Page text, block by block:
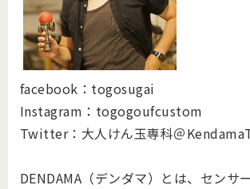
facebook：togosugai
Instagram：togogoufcustom
Twitter：大人けん玉専科＠
DENDAMA（デンダマ）とは、センサ